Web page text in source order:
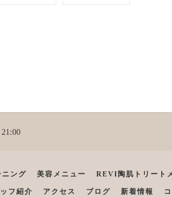
ニング 美容メニュー REVI陶肌トリート
フ紹介 アクセス ブログ 新着情報